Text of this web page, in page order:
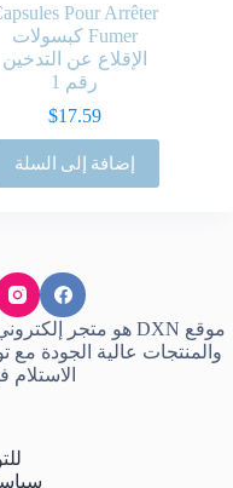
Pour Arrêter
Fumer كبسولات
الإقلاع عن التدخين
رقم 1
$17.59
إضافة إلى السلة
موقع DXNهو متجر
والمنتجات عالية الجودة
الاستلام